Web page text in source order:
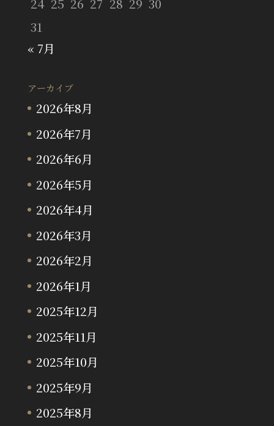
24 25 26 27 28 29 30
31
« 7月
アーカイブ
2026年8月
2026年7月
2026年6月
2026年5月
2026年4月
2026年3月
2026年2月
2026年1月
2025年12月
2025年11月
2025年10月
2025年9月
2025年8月